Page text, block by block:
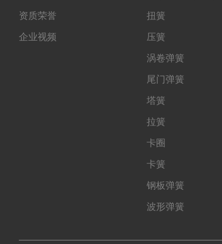
资质荣誉
企业视频
扭簧
压簧
涡卷弹簧
尾门弹簧
塔簧
拉簧
卡圈
卡簧
钢板弹簧
波形弹簧